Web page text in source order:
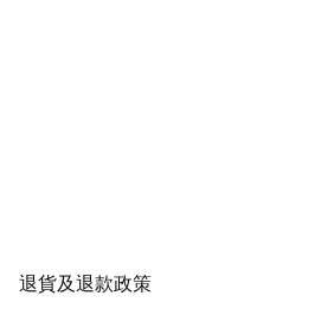
退貨及退款政策